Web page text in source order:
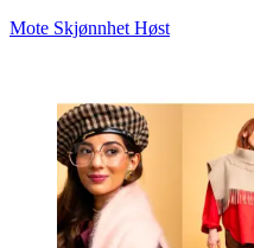
Mote Skjønnhet Høst